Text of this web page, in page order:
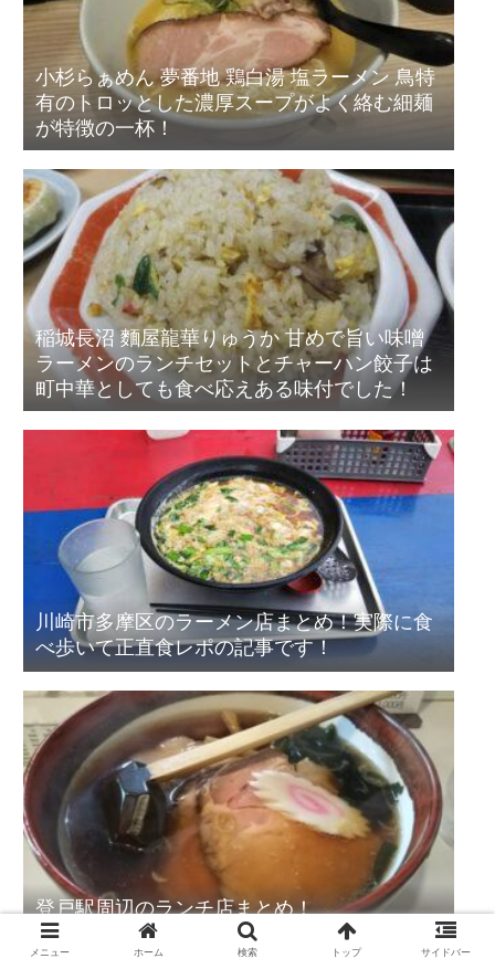
小杉らぁめん 夢番地 鶏白湯 塩ラーメン 鳥特
有のトロッとした濃厚スープがよく絡む細麺
が特徴の一杯！
稲城長沼 麵屋龍華りゅうか 甘めで旨い味噌
ラーメンのランチセットとチャーハン餃子は
町中華としても食べ応えある味付でした！
川崎市多摩区のラーメン店まとめ！実際に食
べ歩いて正直食レポの記事です！
登戸駅周辺のランチ店まとめ！
メニュー ホーム 検索 トップ サイドバー